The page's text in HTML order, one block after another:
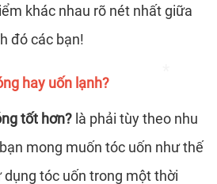
*
khác nhau rõ nét nhất giữa
đó các bạn!
hay uốn lạnh?
tốt hơn? là phải tùy theo nhu
mong muốn tóc uốn như thế
dụng tóc uốn trong một thời